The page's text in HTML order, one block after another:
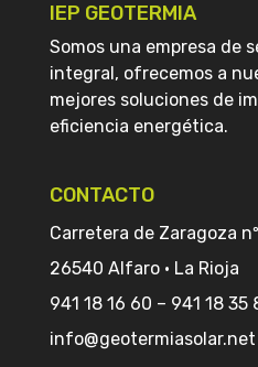
IEP GEOTERMIA
Somos una empresa de
integral, ofrecemos a
mejores soluciones de
eficiencia energética.
CONTACTO
Carretera de Zaragoza
26540 Alfaro · La Rioja
941 18 16 60 – 941 18 35
info@geotermiasolar.net